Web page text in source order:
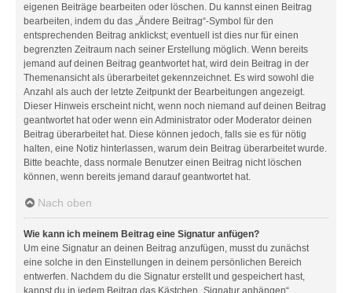
eigenen Beiträge bearbeiten oder löschen. Du kannst einen Beitrag
bearbeiten, indem du das „Ändere Beitrag“-Symbol für den
entsprechenden Beitrag anklickst; eventuell ist dies nur für einen
begrenzten Zeitraum nach seiner Erstellung möglich. Wenn bereits
jemand auf deinen Beitrag geantwortet hat, wird dein Beitrag in der
Themenansicht als überarbeitet gekennzeichnet. Es wird sowohl die
Anzahl als auch der letzte Zeitpunkt der Bearbeitungen angezeigt.
Dieser Hinweis erscheint nicht, wenn noch niemand auf deinen Beitrag
geantwortet hat oder wenn ein Administrator oder Moderator deinen
Beitrag überarbeitet hat. Diese können jedoch, falls sie es für nötig
halten, eine Notiz hinterlassen, warum dein Beitrag überarbeitet wurde.
Bitte beachte, dass normale Benutzer einen Beitrag nicht löschen
können, wenn bereits jemand darauf geantwortet hat.
Nach oben
Wie kann ich meinem Beitrag eine Signatur anfügen?
Um eine Signatur an deinen Beitrag anzufügen, musst du zunächst
eine solche in den Einstellungen in deinem persönlichen Bereich
entwerfen. Nachdem du die Signatur erstellt und gespeichert hast,
kannst du in jedem Beitrag das Kästchen „Signatur anhängen“